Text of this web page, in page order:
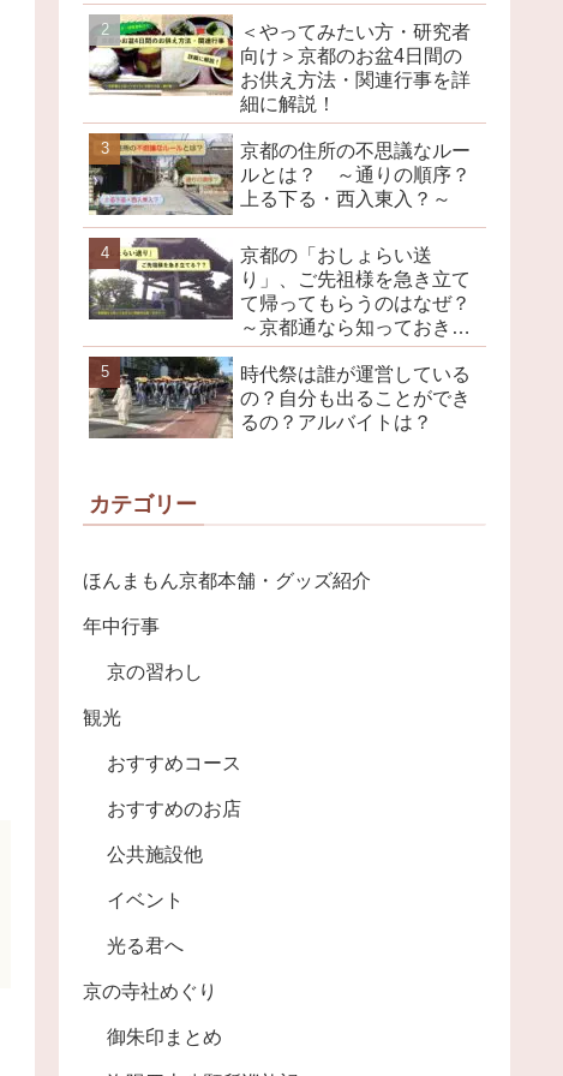
＜やってみたい方・研究者
向け＞京都のお盆4日間の
お供え方法・関連行事を詳
細に解説！
京都の住所の不思議なルー
ルとは？ ～通りの順序？
上る下る・西入東入？～
京都の「おしょらい送
り」、ご先祖様を急き立て
て帰ってもらうのはなぜ？
～京都通なら知っておきた
い京都のお盆行事・その４
～
時代祭は誰が運営している
の？自分も出ることができ
るの？アルバイトは？
カテゴリー
ほんまもん京都本舗・グッズ紹介
年中行事
京の習わし
観光
おすすめコース
おすすめのお店
公共施設他
イベント
光る君へ
京の寺社めぐり
御朱印まとめ